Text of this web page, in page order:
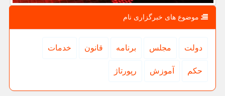
موضوع های خبرگزاری نام
دولت مجلس برنامه قانون خدمات
حكم آموزش رپورتاژ